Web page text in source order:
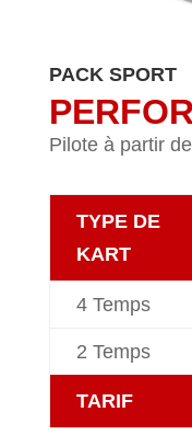
PACK SPORT
Pilote à partir
TYPE DE
KART
4 Temps
2 Temps
TARIF